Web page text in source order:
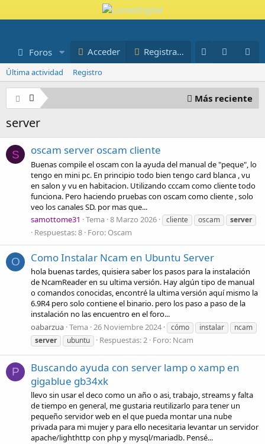
Foros Blog
Acceder
Registrarse
Última actividad Registro
Más reciente
server
S oscam server oscam cliente
Buenas compile el oscam con la ayuda del manual de "peque", lo
tengo en mini pc. En principio todo bien tengo card blanca , vu
en salon y vu en habitacion. Utilizando cccam como cliente todo
funciona. Pero haciendo pruebas con oscam como cliente , solo
veo los canales SD. por mas que...
samottome31
Tema 8 Marzo 2026 cliente oscam server
Respuestas: 8 Foro: Oscam
O Como Instalar Ncam en Ubuntu Server
hola buenas tardes, quisiera saber los pasos para la instalación
de NcamReader en su ultima versión. Hay algún tipo de manual
o comandos conocidas, encontré la ultima versión aquí mismo la
6.9R4 pero solo contiene el binario. pero los paso a paso de la
instalación no las encuentro en el foro...
oabarzua Tema 26 Noviembre 2024 cómo instalar
ncam
server
ubuntu Respuestas: 2 Foro: Ncam
P
Buscando ayuda con server lamp o xamp en
gigablue gb34xk
llevo sin usar el deco como un año o asi, trabajo, streams y falta
de tiempo en general, me gustaria reutilizarlo para tener un
pequeño servidor web en el que pueda montar una nube
privada para mi mujer y para ello necesitaria levantar un servidor
apache/lighthttp con php y mysql/mariadb. Pensé...